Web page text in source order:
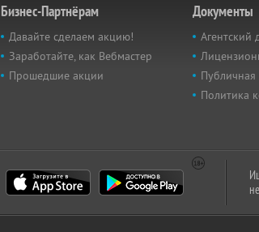
Бизнес-Партнёрам
Давайте сделаем акцию!
Заработайте, как Вебмастер
Прошедшие акции
Документы
Агентский
Политика